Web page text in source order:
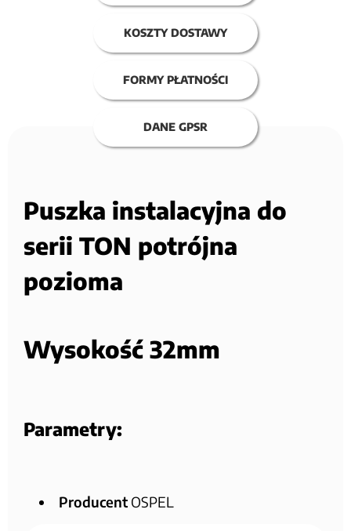
KOSZTY DOSTAWY
FORMY PŁATNOŚCI
DANE GPSR
Puszka instalacyjna do
serii TON potrójna
pozioma
Wysokość 32mm
Parametry:
Producent OSPEL